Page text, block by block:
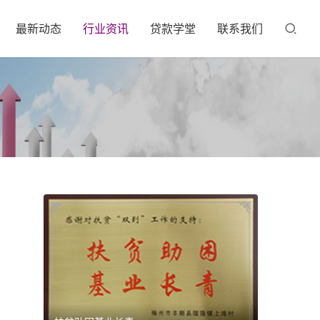
最新动态 行业资讯 贷款学堂 联系我们